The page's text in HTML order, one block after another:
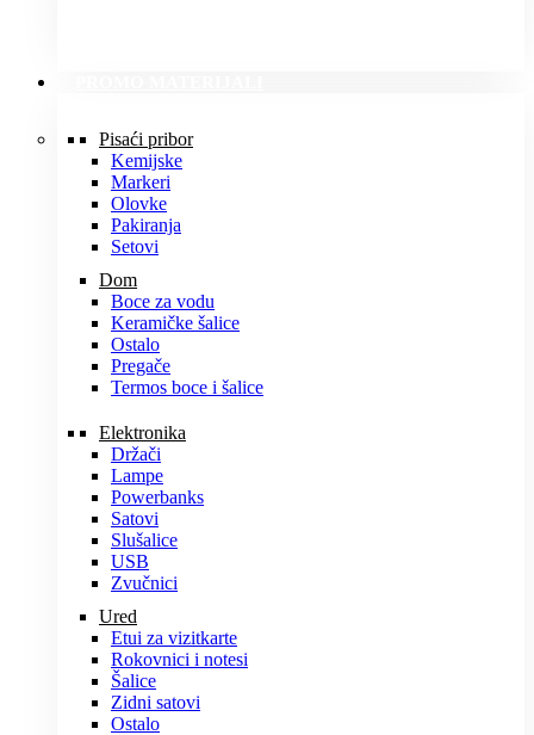
Pisaći pribor
Kemijske
Markeri
Olovke
Pakiranja
Setovi
Dom
Boce za vodu
Keramičke šalice
Ostalo
Pregače
Termos boce i šalice
Elektronika
Držači
Lampe
Powerbanks
Satovi
Slušalice
USB
Zvučnici
Ured
Etui za vizitkarte
Rokovnici i notesi
Šalice
Zidni satovi
Ostalo